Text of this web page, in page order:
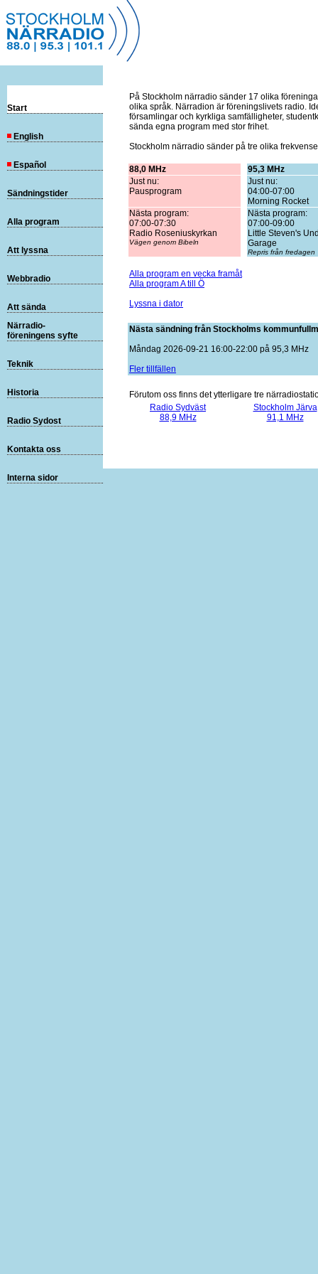
På Stockholm närradio sänder 17 olika
olika språk. Närradion är föreningslivets radio.
församlingar och kyrkliga samfälligheter,
sända egna program med stor frihet.
Stockholm närradio sänder på tre olika
88,0 MHz
95,3 MHz
Just nu:
Pausprogram
Just nu:
04:00-07:00
Morning Rocket
Nästa program:
07:00-07:30
Radio Roseniuskyrkan
Vägen genom Bibeln
Nästa program:
07:00-09:00
Little Steven's
Garage
Repris från fredagen
Alla program en vecka framåt
Alla program A till Ö
Lyssna i dator
Nästa sändning från Stockholms
Måndag 2026-09-21 16:00-22:00 på 95,3 MHz
Fler tillfällen
Förutom oss finns det ytterligare tre
Radio Sydväst
88,9 MHz
Stockholm Järva
91,1 MHz
Start
English
Español
Sändningstider
Alla program
Att lyssna
Webbradio
Att sända
Närradio-
föreningens syfte
Teknik
Historia
Radio Sydost
Kontakta oss
Interna sidor